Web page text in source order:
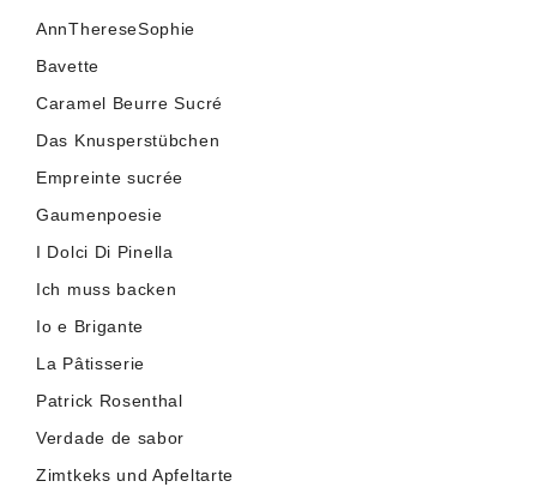
AnnThereseSophie
Bavette
Caramel Beurre Sucré
Das Knusperstübchen
Empreinte sucrée
Gaumenpoesie
I Dolci Di Pinella
Ich muss backen
Io e Brigante
La Pâtisserie
Patrick Rosenthal
Verdade de sabor
Zimtkeks und Apfeltarte